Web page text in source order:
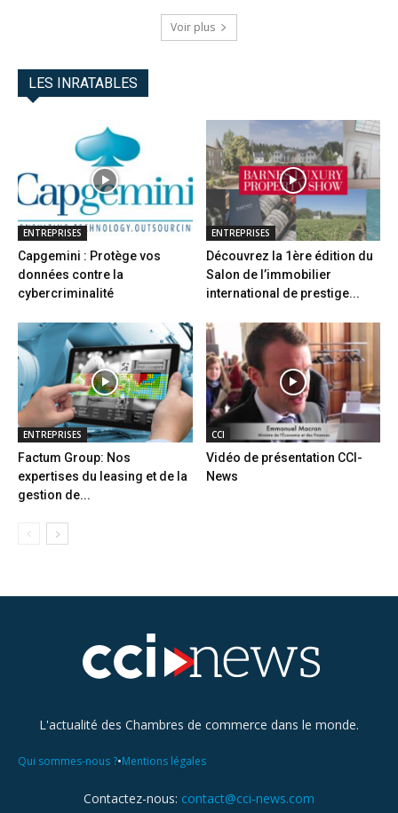
Voir plus
LES INRATABLES
ENTREPRISES
Capgemini : Protège vos
données contre la
cybercriminalité
ENTREPRISES
Découvrez la 1ère édition du
Salon de l’immobilier
international de prestige...
ENTREPRISES
Factum Group: Nos
expertises du leasing et de la
gestion de...
CCI
Vidéo de présentation CCI-
News
L'actualité des Chambres de commerce dans le monde.
Qui sommes-nous ?•Mentions légales
Contactez-nous: contact@cci-news.com